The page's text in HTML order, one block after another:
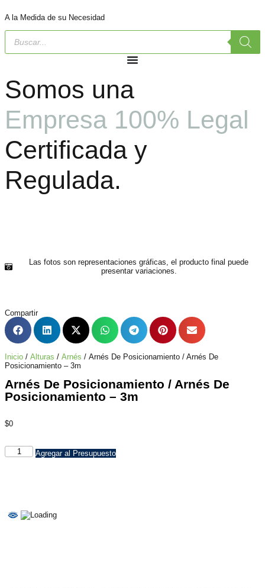
A la Medida de su Necesidad
Somos una
Empresa 100% Legal
Certificada y
Regulada.
Las fotos son representaciones gráficas, el producto final puede
presentar variaciones.
Compartir
Inicio / Alturas / Arnés / Arnés De Posicionamiento / Arnés De
Posicionamiento – 3m
Arnés De Posicionamiento / Arnés De
Posicionamiento – 3m
$0
Agregar al Presupuesto